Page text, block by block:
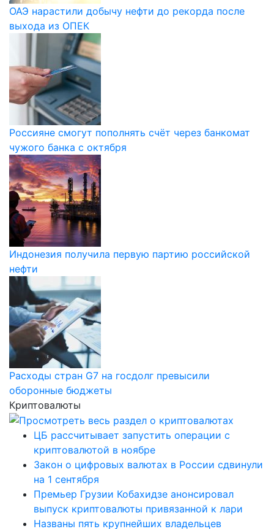
ОАЭ нарастили добычу нефти до рекорда после
выхода из ОПЕК
Россияне смогут пополнять счёт через банкомат
чужого банка с октября
Индонезия получила первую партию российской
нефти
Расходы стран G7 на госдолг превысили
оборонные бюджеты
Криптовалюты
ЦБ рассчитывает запустить операции с
криптовалютой в ноябре
Закон о цифровых валютах в России сдвинули
на 1 сентября
Премьер Грузии Кобахидзе анонсировал
выпуск криптовалюты привязанной к лари
Названы пять крупнейших владельцев